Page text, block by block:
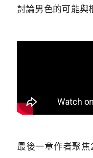
討論男色的可能與
最後一章作者聚